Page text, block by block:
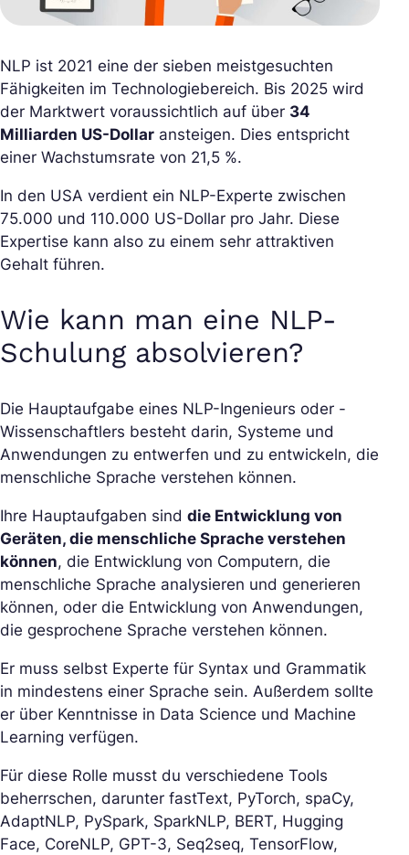
NLP ist 2021 eine der sieben meistgesuchten
Fähigkeiten im Technologiebereich. Bis 2025 wird
der Marktwert voraussichtlich auf über 34
Milliarden US-Dollar ansteigen. Dies entspricht
einer Wachstumsrate von 21,5 %.
In den USA verdient ein NLP-Experte zwischen
75.000 und 110.000 US-Dollar pro Jahr. Diese
Expertise kann also zu einem sehr attraktiven
Gehalt führen.
Wie kann man eine NLP-
Schulung absolvieren?
Die Hauptaufgabe eines NLP-Ingenieurs oder -
Wissenschaftlers besteht darin, Systeme und
Anwendungen zu entwerfen und zu entwickeln, die
menschliche Sprache verstehen können.
Ihre Hauptaufgaben sind die Entwicklung von
Geräten, die menschliche Sprache verstehen
können, die Entwicklung von Computern, die
menschliche Sprache analysieren und generieren
können, oder die Entwicklung von Anwendungen,
die gesprochene Sprache verstehen können.
Er muss selbst Experte für Syntax und Grammatik
in mindestens einer Sprache sein. Außerdem sollte
er über Kenntnisse in Data Science und Machine
Learning verfügen.
Für diese Rolle musst du verschiedene Tools
beherrschen, darunter fastText, PyTorch, spaCy,
AdaptNLP, PySpark, SparkNLP, BERT, Hugging
Face, CoreNLP, GPT-3, Seq2seq, TensorFlow,